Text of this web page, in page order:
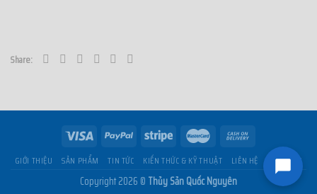
Share:
GIỚI THIỆU SẢN PHẨM TIN TỨC KIẾN THỨC & KỸ THUẬT LIÊN HỆ GIỎ HÀNG
Copyright 2026 © Thủy Sản Quốc Nguyên